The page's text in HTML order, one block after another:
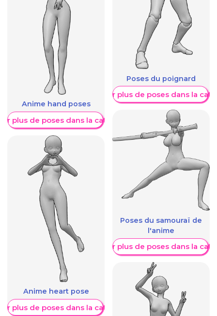
Anime hand poses
plus de poses dans la catégorie
Anime heart pose
plus de poses dans la catégorie
Poses du poignard
Afficher plus de poses dans la
Poses du samouraï de
l'anime
Afficher plus de poses dans la